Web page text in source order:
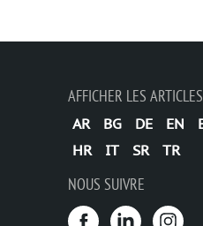
AFFICHER LES ARTICLES
AR BG DE EN
HR
IT SR TR
NOUS SUIVRE